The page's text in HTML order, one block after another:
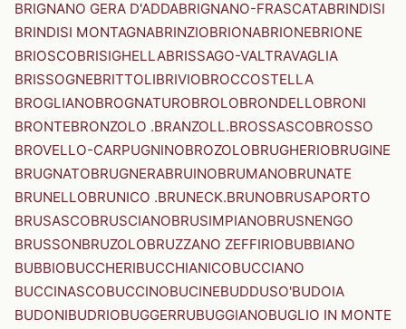
BRIGNANO GERA D'ADDABRIGNANO-FRASCATABRINDISI
BRINDISI MONTAGNABRINZIOBRIONABRIONEBRIONE
BRIOSCOBRISIGHELLABRISSAGO-VALTRAVAGLIA
BRISSOGNEBRITTOLIBRIVIOBROCCOSTELLA
BROGLIANOBROGNATUROBROLOBRONDELLOBRONI
BRONTEBRONZOLO .BRANZOLL.BROSSASCOBROSSO
BROVELLO-CARPUGNINOBROZOLOBRUGHERIOBRUGINE
BRUGNATOBRUGNERABRUINOBRUMANOBRUNATE
BRUNELLOBRUNICO .BRUNECK.BRUNOBRUSAPORTO
BRUSASCOBRUSCIANOBRUSIMPIANOBRUSNENGO
BRUSSONBRUZOLOBRUZZANO ZEFFIRIOBUBBIANO
BUBBIOBUCCHERIBUCCHIANICOBUCCIANO
BUCCINASCOBUCCINOBUCINEBUDDUSO'BUDOIA
BUDONIBUDRIOBUGGERRUBUGGIANOBUGLIO IN MONTE